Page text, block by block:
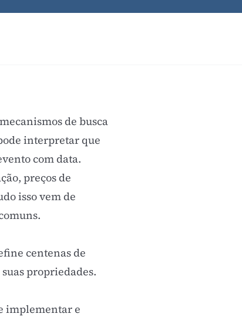
de busca
interpretar que
com data.
preços de
isso vem de
centenas de
propriedades.
implementar e